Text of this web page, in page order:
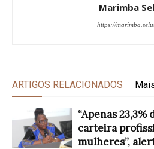
Marimba
https://
ARTIGOS RELACIONADOS
“Apenas
carteira
mulheres”,